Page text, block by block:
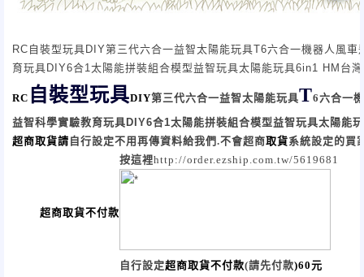
RC自裝型玩具DIY第三代六合一益智太陽能玩具T6六合一機器人風
育玩具DIY6合1太陽能拼裝組合模型益智玩具太陽能玩具6in1 HM台
RC 自裝型玩具DIY第三代六合一益智太陽能玩具T6六合一
益智科學實驗教育玩具DIY6合1太陽能拼裝組合模型益智玩具太陽能
超商取貨請 自行設定不用再傳資料給我們.不會超商取貨系統設定的買
超商取貨不付款
按這裡http://order.ezship.com.tw/5619681
自行設定超商取貨不付款(請先付款)60元